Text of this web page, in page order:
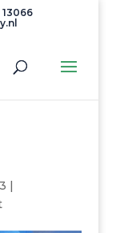
13066
|